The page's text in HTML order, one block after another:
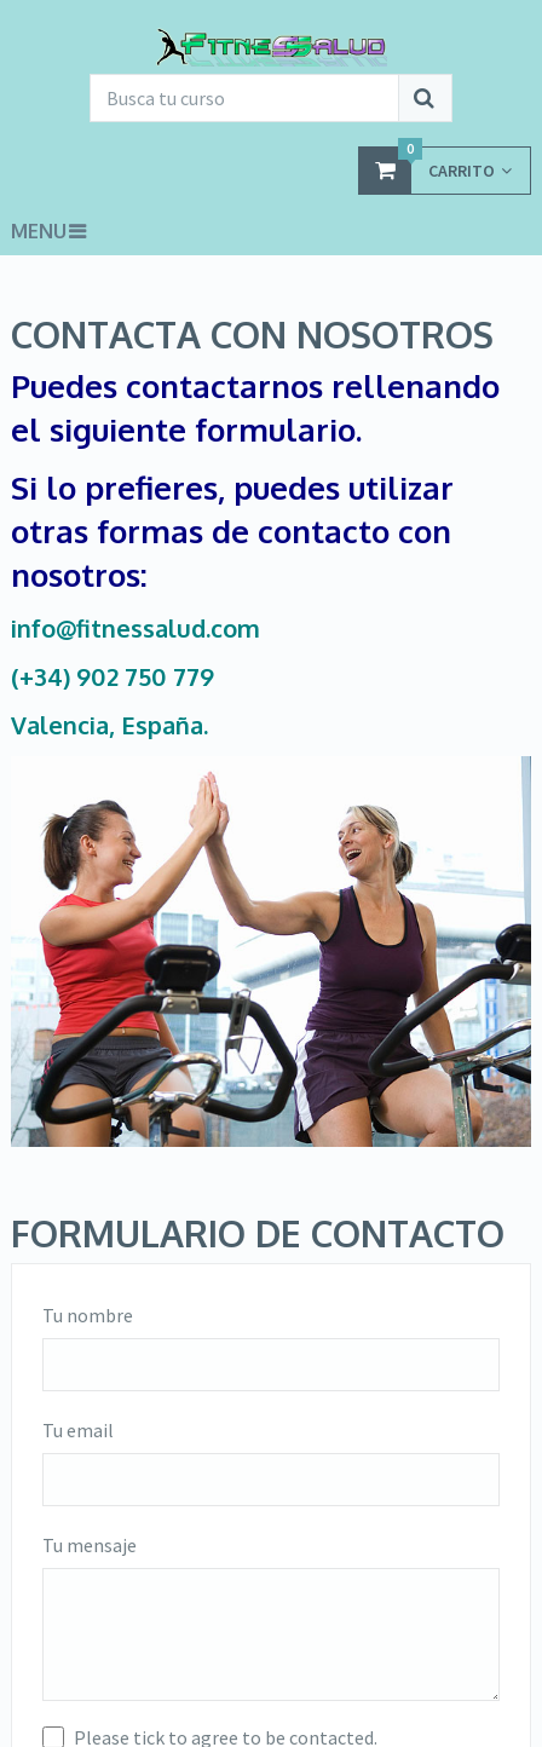
CARRITO
0
MENU
CONTACTA CON NOSOTROS
Puedes contactarnos rellenando
el siguiente formulario.
Si lo prefieres, puedes utilizar
otras formas de contacto con
nosotros:
info@fitnessalud.com
(+34) 902 750 779
Valencia, España.
FORMULARIO DE CONTACTO
Tu nombre
Tu email
Tu mensaje
Please tick to agree to be contacted.